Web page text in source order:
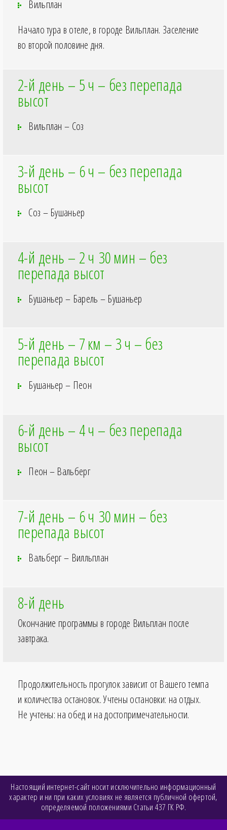
Вильплан
Начало тура в отеле, в городе Вильплан. Заселение
во второй половине дня.
2-й день – 5ч – без перепада
высот
Вильплан – Соз
3-й день – 6ч – без перепада
высот
Соз – Бушаньер
4-й день – 2ч 30мин – без
перепада высот
Бушаньер – Барель – Бушаньер
5-й день – 7км – 3ч – без
перепада высот
Бушаньер – Пеон
6-й день – 4ч – без перепада
высот
Пеон – Вальберг
7-й день – 6ч 30мин – без
перепада высот
Вальберг – Вилльплан
8-й день
Окончание программы в городе Вильплан после
завтрака.
Продолжительность прогулок зависит от Вашего темпа
и количества остановок. Учтены остановки: на отдых.
Не учтены: на обед и на достопримечательности.
Настоящий интернет-сайт носит исключительно информационный
характер и ни при каких условиях не является публичной офертой,
определяемой положениями Статьи 437 ГК РФ.